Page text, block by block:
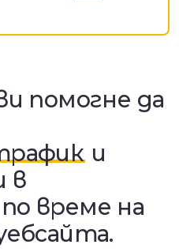
помогне да
и
в
време на